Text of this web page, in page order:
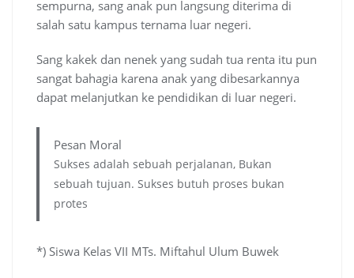
sempurna, sang anak pun langsung diterima di
salah satu kampus ternama luar negeri.
Sang kakek dan nenek yang sudah tua renta itu pun
sangat bahagia karena anak yang dibesarkannya
dapat melanjutkan ke pendidikan di luar negeri.
Pesan Moral
Sukses adalah sebuah perjalanan, Bukan
sebuah tujuan. Sukses butuh proses bukan
protes
*) Siswa Kelas VII MTs. Miftahul Ulum Buwek